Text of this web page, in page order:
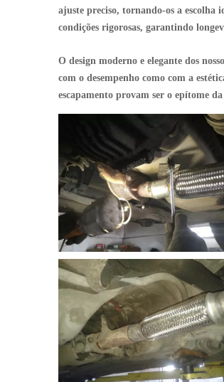
ajuste preciso, tornando-os a escolha
condições rigorosas, garantindo
O design moderno e elegante dos
com o desempenho como com a
escapamento provam ser o epítome